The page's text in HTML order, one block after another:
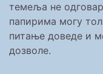
темеља не
папирима могу
питање доведе и
дозволе.